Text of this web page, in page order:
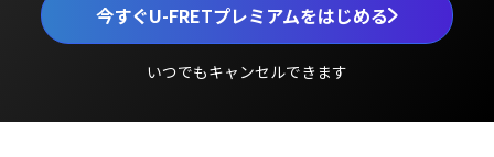
今すぐU-FRETプレミアムをはじめる
いつでもキャンセルできます